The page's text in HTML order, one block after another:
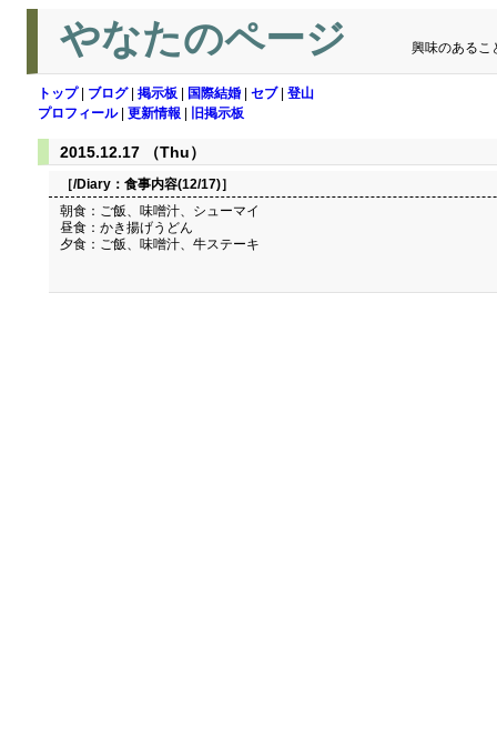
やなたのページ 興味のあるこ
トップ| ブログ| 掲示板 国際結婚 セブ| 登山
プロフィール| 更新情報 旧掲示板
2015.12.17 （Thu）
［/Diary： 食事内容(12/17)］
朝食：ご飯、味噌汁、シューマイ
昼食：かき揚げうどん
夕食：ご飯、味噌汁、牛ステーキ